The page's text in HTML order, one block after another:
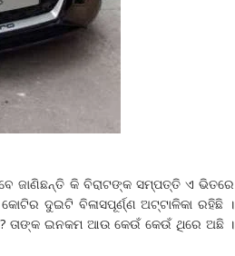
ଜାଣିଛନ୍ତି କି ବିରାଟଙ୍କ ସମ୍ପତ୍ତି ଏ ଭିତରେ
ଦୁଇଟି ବିଳାସପୂର୍ଣ୍ଣ ଅଟ୍ଟାଳିକା ରହିଛି ।
ତାଙ୍କ ଇନକମ ଆଉ କେଉଁ କେଉଁ ଥିରେ ଅଛି ।